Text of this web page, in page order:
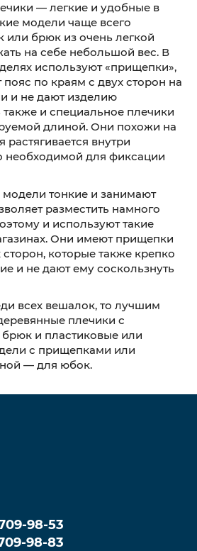
— легкие и удобные в
модели чаще всего
или брюк из очень легкой
на себе небольшой вес. В
используют «прищепки»,
по краям с двух сторон на
и не дают изделию
также и специальное плечики
длиной. Они похожи на
растягивается внутри
необходимой для фиксации
тонкие и занимают
разместить намного
и используют такие
Они имеют прищепки
которые также крепко
и не дают ему соскользнуть
всех вешалок, то лучшим
плечики с
и пластиковые или
с прищепками или
— для юбок.
98-53
98-83